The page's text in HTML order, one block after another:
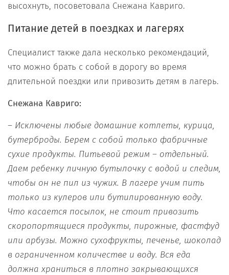
высохнуть, посоветовала Снежана Кавриго.
Питание детей в поездках и лагерях
Специалист также дала несколько рекомендаций,
что можно брать с собой в дорогу во время
длительной поездки или привозить детям в лагерь.
Снежана Кавриго:
– Исключены любые домашние котлеты, курица,
бутерброды. Берем с собой только фабричные
сухие продукты. Питьевой режим – отдельный.
Даем ребенку личную бутылочку с водой и следим,
чтобы он не пил из чужих. В лагере учим пить
только из кулеров или бутилированную воду.
Что касается посылок, не стоит привозить
скоропортящиеся продукты, пирожные, фастфуд
или арбузы. Можно сухофрукты, печенье, шоколад
в ограниченном количестве и воду. Вся еда
должна храниться в плотно закрывающихся